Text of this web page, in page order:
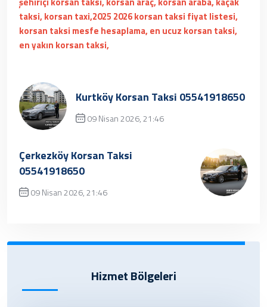
taksi, korsan taxi,2025 2026 korsan taksi fiyat listesi,
korsan taksi mesfe hesaplama, en ucuz korsan taksi,
en yakın korsan taksi,
Kurtköy Korsan Taksi 05541918650
09 Nisan 2026, 21:46
Çerkezköy Korsan Taksi
05541918650
09 Nisan 2026, 21:46
Hizmet Bölgeleri